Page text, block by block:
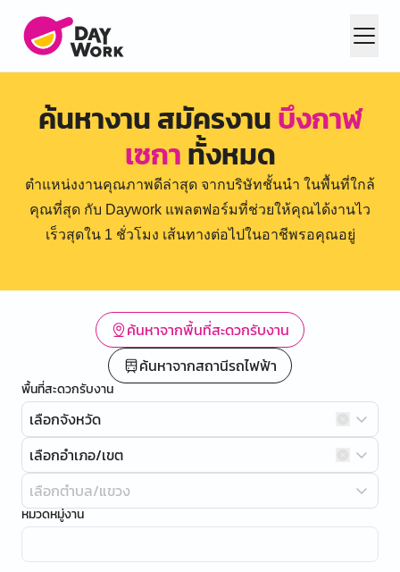
ค้นหางาน สมัครงานบึงกาฬ
เซกาทั้งหมด
ตำแหน่งงานคุณภาพดีล่าสุด จากบริษัทชั้นนำ ในพื้นที่ใกล้
คุณที่สุด กับ Daywork แพลตฟอร์มที่ช่วยให้คุณได้งานไว
เร็วสุดใน 1 ชั่วโมง เส้นทางต่อไปในอาชีพรอคุณอยู่
ค้นหาจากพื้นที่สะดวกรับงาน
ค้นหาจากสถานีรถไฟฟ้า
พื้นที่สะดวกรับงาน
เลือกจังหวัด
เลือกอำเภอ/เขต
เลือกตำบล/แขวง
หมวดหมู่งาน